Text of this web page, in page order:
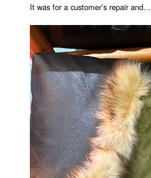
It was for a customer’s repair and…